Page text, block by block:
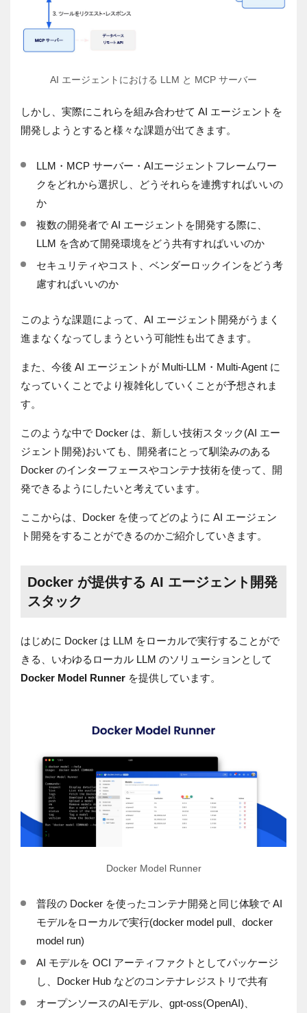
AI エージェントにおける LLM と MCP サーバー
しかし、実際にこれらを組み合わせて AI エージェントを
開発しようとすると様々な課題が出てきます。
LLM・MCP サーバー・AIエージェントフレームワー
クをどれから選択し、どうそれらを連携すればいいの
か
複数の開発者で AI エージェントを開発する際に、
LLM を含めて開発環境をどう共有すればいいのか
セキュリティやコスト、ベンダーロックインをどう考
慮すればいいのか
このような課題によって、AI エージェント開発がうまく
進まなくなってしまうという可能性も出てきます。
また、今後 AI エージェントが Multi-LLM・Multi-Agent に
なっていくことでより複雑化していくことが予想されま
す。
このような中で Docker は、新しい技術スタック(AI エー
ジェント開発)おいても、開発者にとって馴染みのある
Docker のインターフェースやコンテナ技術を使って、開
発できるようにしたいと考えています。
ここからは、Docker を使ってどのように AI エージェン
ト開発をすることができるのかご紹介していきます。
Docker が提供する AI エージェント開発
スタック
はじめに Docker は LLM をローカルで実行することがで
きる、いわゆるローカル LLM のソリューションとして
Docker Model Runner を提供しています。
Docker Model Runner
普段の Docker を使ったコンテナ開発と同じ体験で AI
モデルをローカルで実行(docker model pull、docker
model run)
AI モデルを OCI アーティファクトとしてパッケージ
し、Docker Hub などのコンテナレジストリで共有
オープンソースのAIモデル、gpt-oss(OpenAI)、